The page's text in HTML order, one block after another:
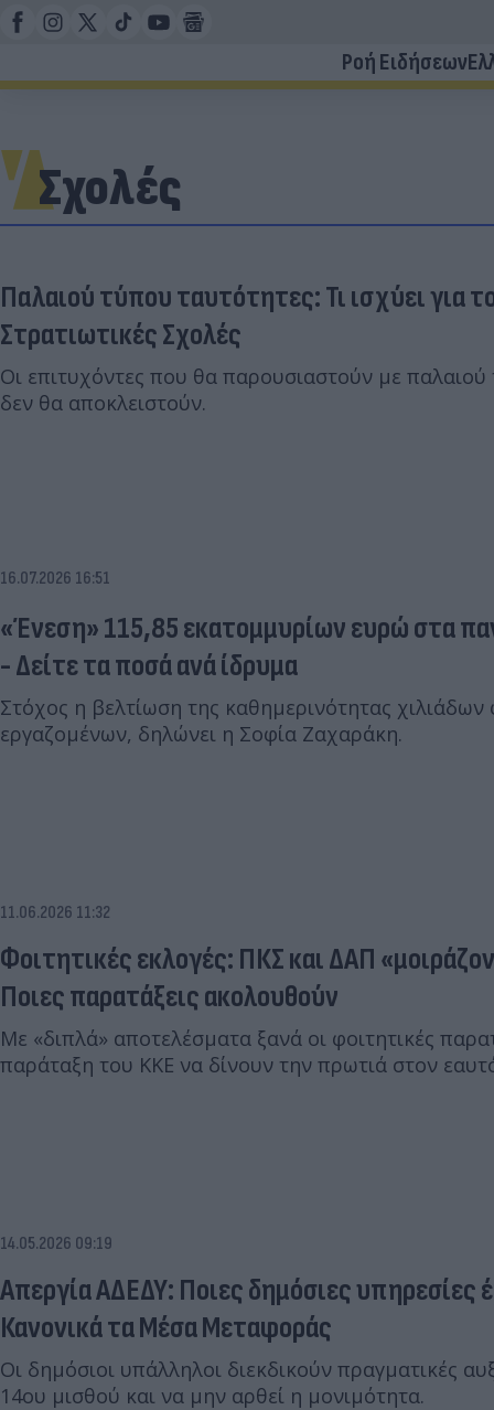
Ροή Ειδήσεων
Σχολές
Παλαιού τύπου ταυτότητες: Τι ισχύει για
Στρατιωτικές Σχολές
Οι επιτυχόντες που θα παρουσιαστούν με
δεν θα αποκλειστούν.
16.07.2026 16:51
«Ένεση» 115,85 εκατομμυρίων ευρώ στα
- Δείτε τα ποσά ανά ίδρυμα
Στόχος η βελτίωση της καθημερινότητας
εργαζομένων, δηλώνει η Σοφία Ζαχαράκη.
11.06.2026 11:32
Φοιτητικές εκλογές: ΠΚΣ και ΔΑΠ
Ποιες παρατάξεις ακολουθούν
Με «διπλά» αποτελέσματα ξανά οι φοιτητικές
παράταξη του ΚΚΕ να δίνουν την πρωτιά στον
14.05.2026 09:19
Απεργία ΑΔΕΔΥ: Ποιες δημόσιες υπηρεσίες
Κανονικά τα Μέσα Μεταφοράς
Οι δημόσιοι υπάλληλοι διεκδικούν πραγματικές
14ου μισθού και να μην αρθεί η μονιμότητα.